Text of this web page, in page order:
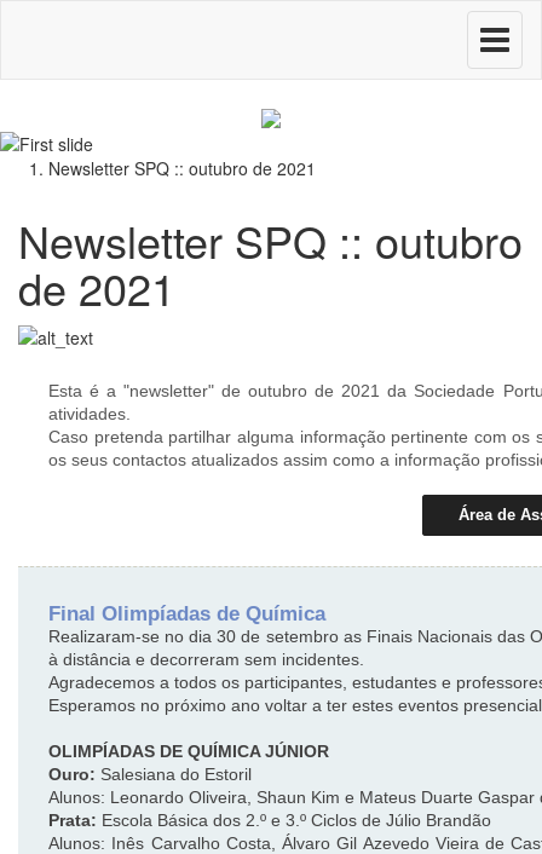
Toggle
Newsletter SPQ :: outubro de 2021
Newsletter SPQ :: outubro
de 2021
Esta é a "newsletter" de outubro de 2021 da Sociedade
atividades.
Caso pretenda partilhar alguma informação pertinente com
os seus contactos atualizados assim como a informação
Área de
Final Olimpíadas de Química
Realizaram-se no dia 30 de setembro as Finais Nacionais das
à distância e decorreram sem incidentes.
Agradecemos a todos os participantes, estudantes e
Esperamos no próximo ano voltar a ter estes eventos
OLIMPÍADAS DE QUÍMICA JÚNIOR
Ouro: Salesiana do Estoril
Alunos: Leonardo Oliveira, Shaun Kim e Mateus Duarte
Prata: Escola Básica dos 2.º e 3.º Ciclos de Júlio Brandão
Alunos: Inês Carvalho Costa, Álvaro Gil Azevedo Vieira de